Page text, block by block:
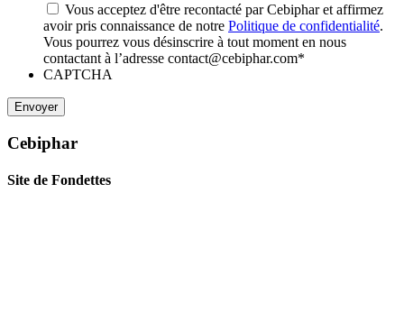
Vous acceptez d'être recontacté par Cebiphar et affirmez
avoir pris connaissance de notre Politique de confidentialité.
Vous pourrez vous désinscrire à tout moment en nous
contactant à l’adresse contact@cebiphar.com*
CAPTCHA
Cebiphar
Site de Fondettes